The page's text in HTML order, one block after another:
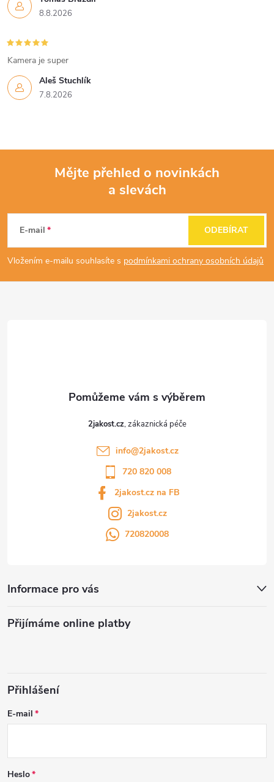
8.8.2026
Aleš Stuchlík
7.8.2026
Kamera je super
p
a
Mějte přehled o novinkách
a slevách
E-mail
Vložením e-mailu souhlasíte s podmínkami ochrany osobních údajů
ODEBÍRAT
2jakost.cz
info@2jakost.cz
720 820 008
2jakost.cz na FB
2jakost.cz
720820008
Informace pro vás
Přijímáme online platby
Přihlášení
E-mail
Heslo